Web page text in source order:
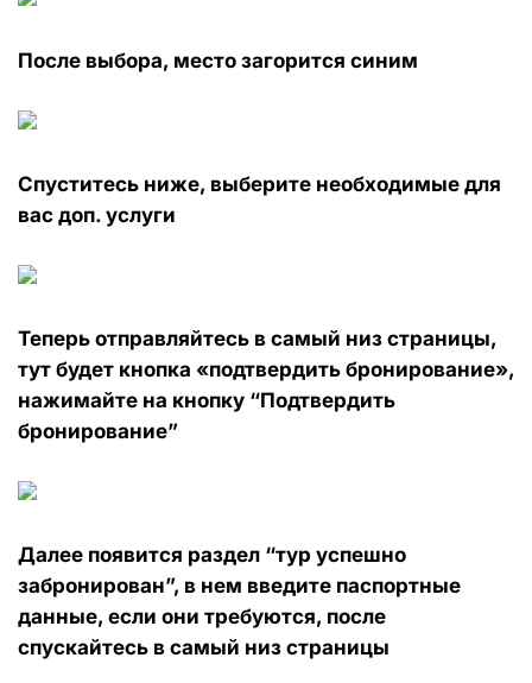
После выбора, место загорится синим
Спуститесь ниже, выберите необходимые для
вас доп. услуги
Теперь отправляйтесь в самый низ страницы,
тут будет кнопка «подтвердить бронирование»,
нажимайте на кнопку “Подтвердить
бронирование”
Далее появится раздел “тур успешно
забронирован”, в нем введите паспортные
данные, если они требуются, после
спускайтесь в самый низ страницы